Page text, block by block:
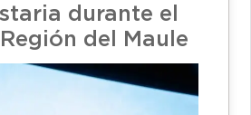
durante el
del Maule